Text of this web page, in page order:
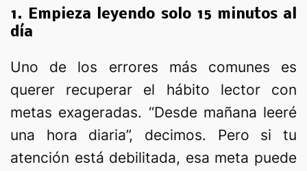
1. Empieza leyendo solo 15 minutos al
día
Uno de los errores más comunes es
querer recuperar el hábito lector con
metas exageradas. “Desde mañana leeré
una hora diaria”, decimos. Pero si tu
atención está debilitada, esa meta puede